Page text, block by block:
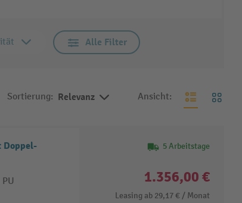
Alle Filter
Sortierung: Relevanz Ansicht:
Doppel-
5 Arbeitstage
1.356,00 €
Leasing ab 29,17 € / Monat